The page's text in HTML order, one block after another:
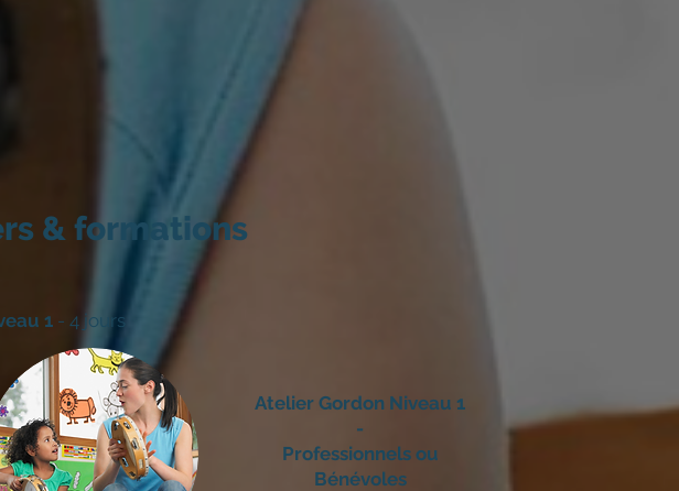
& formations
u 1 - 4 jours
Atelier Gordon Niveau 1
-
Professionnels ou
Bénévoles